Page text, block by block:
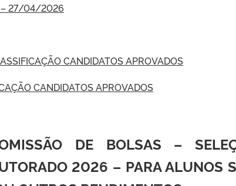
– 27/04/2026
CANDIDATOS APROVADOS
CANDIDATOS APROVADOS
DE BOLSAS –
2026 – PARA ALUNOS